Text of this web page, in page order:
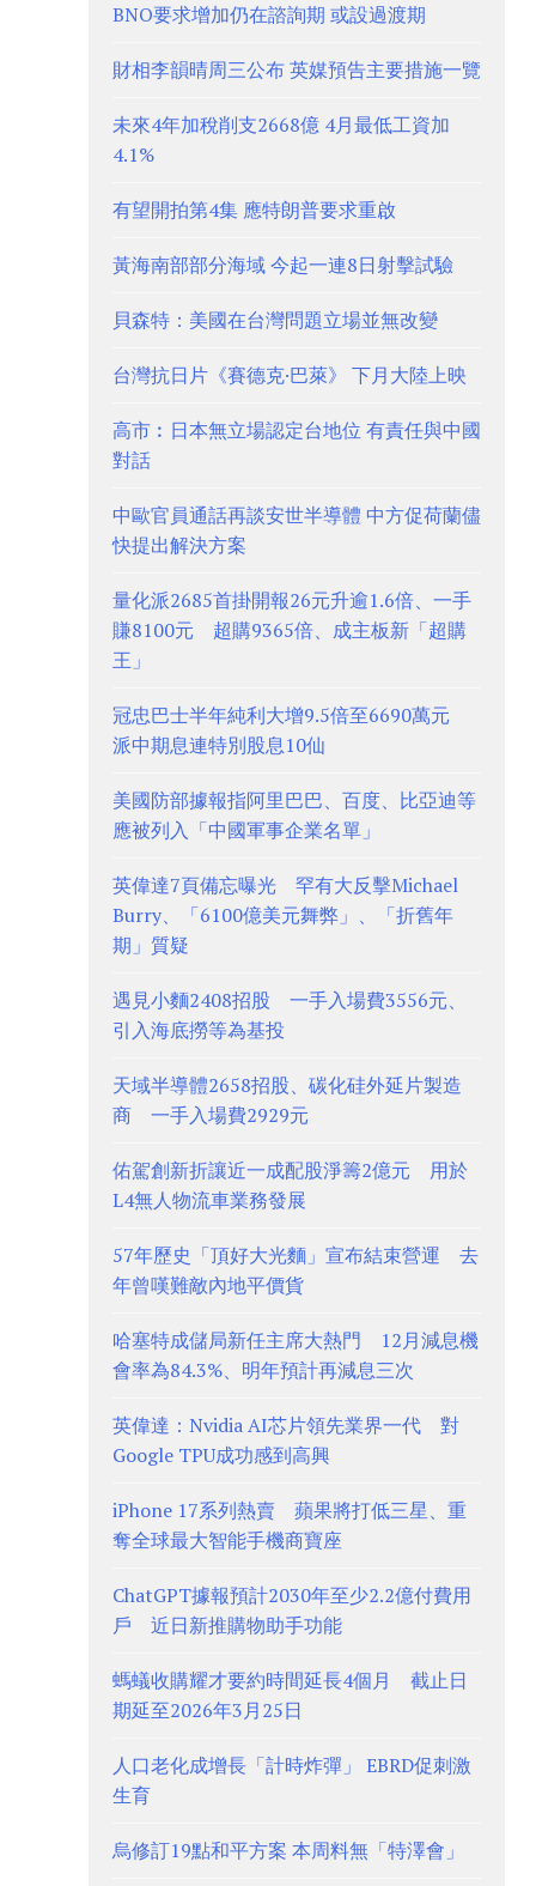
BNO要求增加仍在諮詢期 或設過渡期
財相李韻晴周三公布 英媒預告主要措施一覽
未來4年加稅削支2668億 4月最低工資加
4.1%
有望開拍第4集 應特朗普要求重啟
黃海南部部分海域 今起一連8日射擊試驗
貝森特：美國在台灣問題立場並無改變
台灣抗日片《賽德克·巴萊》 下月大陸上映
高市︰日本無立場認定台地位 有責任與中國
對話
中歐官員通話再談安世半導體 中方促荷蘭儘
快提出解決方案
量化派2685首掛開報26元升逾1.6倍、一手
賺8100元 超購9365倍、成主板新「超購
王」
冠忠巴士半年純利大增9.5倍至6690萬元
派中期息連特別股息10仙
美國防部據報指阿里巴巴、百度、比亞迪等
應被列入「中國軍事企業名單」
英偉達7頁備忘曝光 罕有大反擊Michael
Burry、「6100億美元舞弊」、「折舊年
期」質疑
遇見小麵2408招股 一手入場費3556元、
引入海底撈等為基投
天域半導體2658招股、碳化硅外延片製造
商 一手入場費2929元
佑駕創新折讓近一成配股淨籌2億元 用於
L4無人物流車業務發展
57年歷史「頂好大光麵」宣布結束營運 去
年曾嘆難敵內地平價貨
哈塞特成儲局新任主席大熱門 12月減息機
會率為84.3%、明年預計再減息三次
英偉達：Nvidia AI芯片領先業界一代 對
Google TPU成功感到高興
iPhone 17系列熱賣 蘋果將打低三星、重
奪全球最大智能手機商寶座
ChatGPT據報預計2030年至少2.2億付費用
戶 近日新推購物助手功能
螞蟻收購耀才要約時間延長4個月 截止日
期延至2026年3月25日
人口老化成增長「計時炸彈」 EBRD促刺激
生育
烏修訂19點和平方案 本周料無「特澤會」